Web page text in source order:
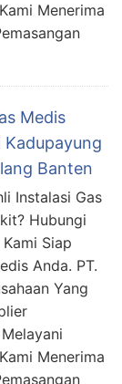
Menerima
Medis
Kadupayung
Banten
Instalasi Gas
Hubungi
Siap
Anda. PT.
Yang
Menerima